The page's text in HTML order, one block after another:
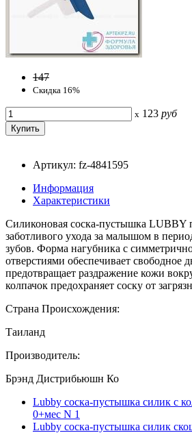
147
Скидка 16%
x 123 руб
Артикул: fz-4841595
Информация
Характеристики
Силиконовая соска-пустышка LUBBY
заботливого ухода за малышом в
зубов. Форма нагубника с
отверстиями обеспечивает свободное
предотвращает раздражение кожи
колпачок предохраняет соску от
Страна Происхождения:
Таиланд
Производитель:
Брэнд Дистрибьюшн Ко
Lubby соска-пустышка силик с
0+мес N 1
Lubby соска-пустышка силик